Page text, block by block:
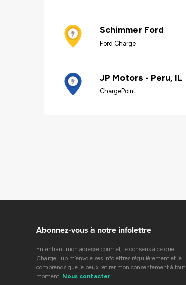
Schimmer Ford
Ford Charge
JP Motors - Peru, IL
ChargePoint
Abonnez-vous à notre infolettre
En entrant mon adresse courriel, je consens à ce que
ChargeHub m’envoie ses infolettres régulièrement et je
comprends que je peux retirer mon consentement à tout
moment. Nous contacter